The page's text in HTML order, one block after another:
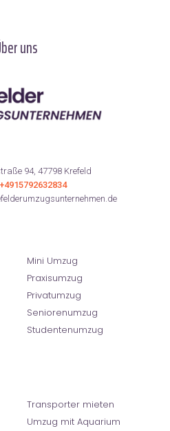
uns
94, 47798 Krefeld
+4915792632834
Mini Umzug
Praxisumzug
Privatumzug
Seniorenumzug
Studentenumzug
Transporter mieten
Umzug mit Aquarium